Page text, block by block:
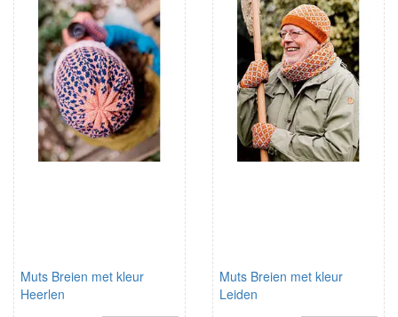
Muts Breien met kleur
Heerlen
Muts Breien met kleur
Leiden